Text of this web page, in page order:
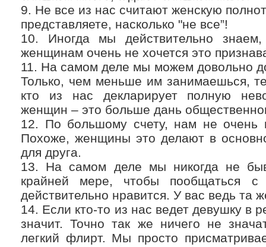
9. Не все из нас считают женскую
представляете, насколько "не все”!
10. Иногда мы действительно
женщинам очень не хочется это
11. На самом деле мы можем довольно
Только, чем меньше им занимаешься,
кто из нас декларирует полную
женщин – это больше дань
12. По большому счету, нам не очень
Похоже, женщины это делают в
для друга.
13. На самом деле мы никогда не
крайней мере, чтобы пообщаться с
действительно нравится. У вас ведь та
14. Если кто-то из нас ведет девушку в
значит. Точно так же ничего не
легкий флирт. Мы просто